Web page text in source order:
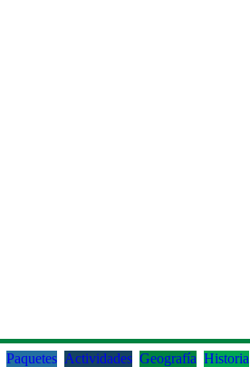
Paquetes Actividades Geografía Historia